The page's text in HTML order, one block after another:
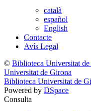
català
español
English
Contacte
Avís Legal
© Biblioteca Universitat
Universitat de Girona
Biblioteca Universitat de
Powered by DSpace
Consulta